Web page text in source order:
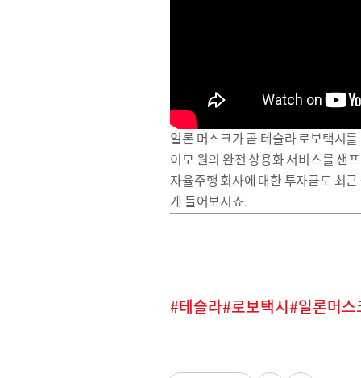
일론 머스크가 곧 테슬라 로보택시
이모 원의 완전 상용화 서비스를 샌
자율주행 회사에 대한 투자금도 최
게 들어보시죠.
테슬라 로보택시 일론머스